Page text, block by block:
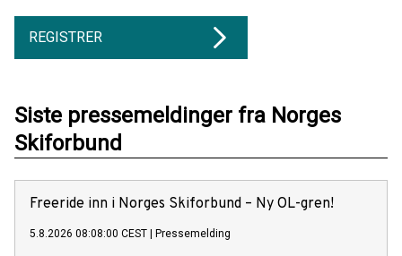
REGISTRER
Siste pressemeldinger fra Norges
Skiforbund
Freeride inn i Norges Skiforbund – Ny OL-gren!
5.8.2026 08:08:00 CEST Pressemelding